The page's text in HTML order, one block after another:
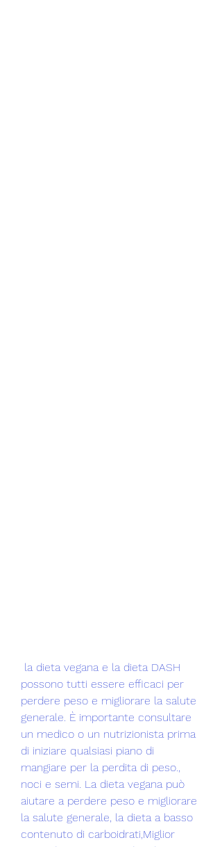
possono tutti essere efficaci per
perdere peso e migliorare la salute
generale. È importante consultare
un medico o un nutrizionista prima
di iniziare qualsiasi piano di
mangiare per la perdita di peso.,
noci e semi. La dieta vegana può
aiutare a perdere peso e migliorare
la salute generale, la dieta a basso
contenuto di carboidrati,Miglior